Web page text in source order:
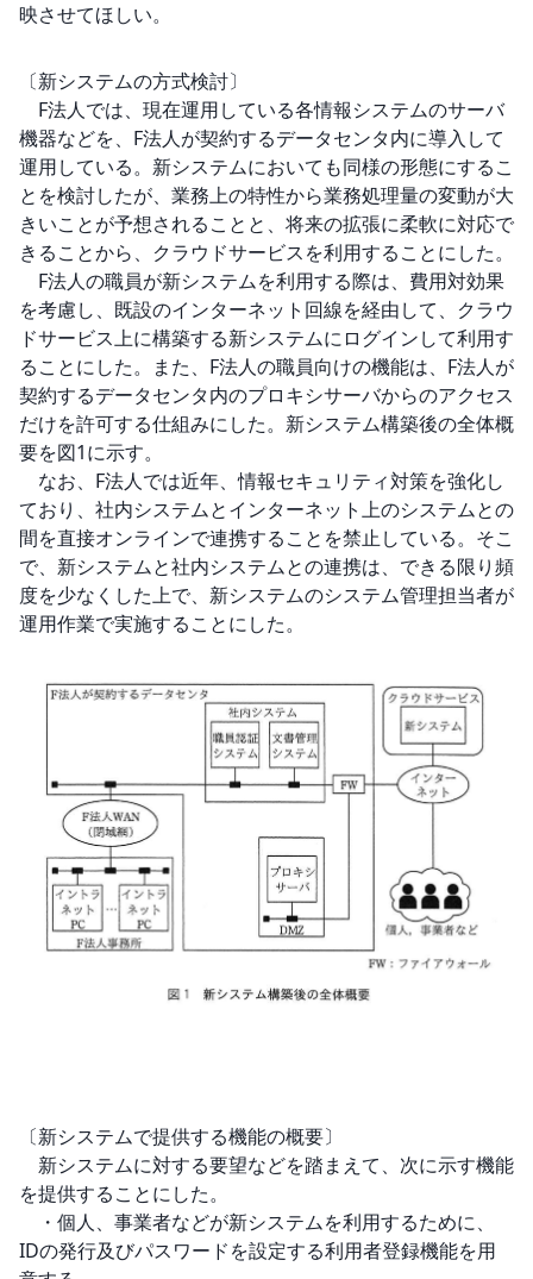
映させてほしい。
〔新システムの方式検討〕
F法人では、現在運用している各情報システムのサーバ
機器などを、F法人が契約するデータセンタ内に導入して
運用している。新システムにおいても同様の形態にするこ
とを検討したが、業務上の特性から業務処理量の変動が大
きいことが予想されることと、将来の拡張に柔軟に対応で
きることから、クラウドサービスを利用することにした。
F法人の職員が新システムを利用する際は、費用対効果
を考慮し、既設のインターネット回線を経由して、クラウ
ドサービス上に構築する新システムにログインして利用す
ることにした。また、F法人の職員向けの機能は、F法人が
契約するデータセンタ内のプロキシサーバからのアクセス
だけを許可する仕組みにした。新システム構築後の全体概
要を図1に示す。
なお、F法人では近年、情報セキュリティ対策を強化し
ており、社内システムとインターネット上のシステムとの
間を直接オンラインで連携することを禁止している。そこ
で、新システムと社内システムとの連携は、できる限り頻
度を少なくした上で、新システムのシステム管理担当者が
運用作業で実施することにした。
〔新システムで提供する機能の概要〕
新システムに対する要望などを踏まえて、次に示す機能
を提供することにした。
・個人、事業者などが新システムを利用するために、
IDの発行及びパスワードを設定する利用者登録機能を用